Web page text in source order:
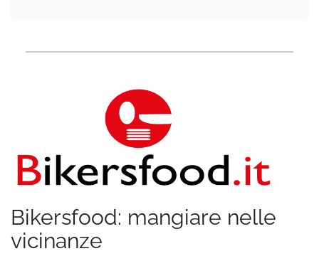
Bikersfood: mangiare nelle
vicinanze